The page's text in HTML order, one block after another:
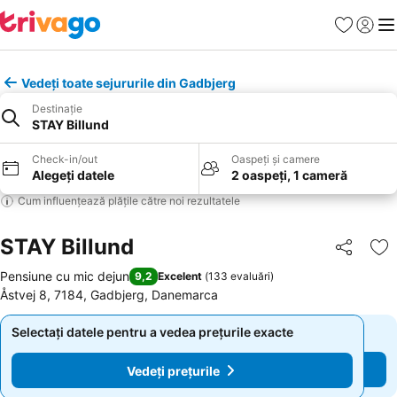
Favorite
Vedeți toate sejururile din Gadbjerg
Destinație
STAY Billund
Check-in/out
Alegeți datele
Oaspeți și camere
2 oaspeți, 1 cameră
Cum influențează plățile către noi rezultatele
STAY Billund Distribuiți
Pensiune cu mic dejun 9,2 Excelent (133 evaluări)
Åstvej 8, 7184, Gadbjerg, Danemarca
Selectați datele pentru a vedea prețurile exacte
Vedeți prețurile
Selectați datele pentru a vedea prețurile exacte
Vedeți prețurile